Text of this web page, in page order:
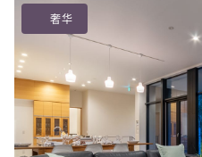
奢华